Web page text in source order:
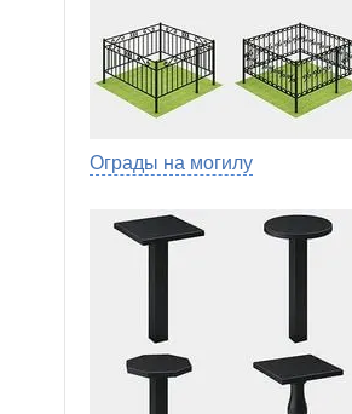
Ограды на могилу